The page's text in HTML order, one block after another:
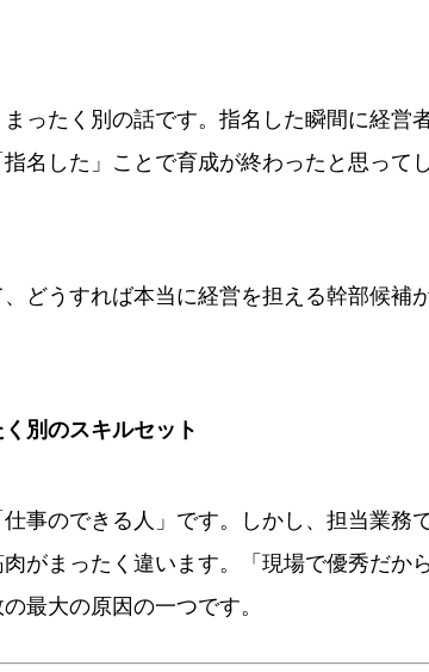
ったく別の話です。指名した瞬間に経営
名した」ことで育成が終わったと思って
どうすれば本当に経営を担える幹部候補
別のスキルセット
事のできる人」です。しかし、担当業務
がまったく違います。「現場で優秀だか
最大の原因の一つです。